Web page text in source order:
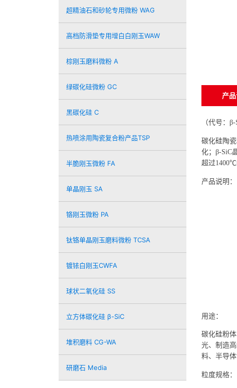
超精油石和砂轮专用微粉 WAG
高档防滑垫专用增白白刚玉WAW
棕刚玉磨料微粉 A
绿碳化硅微粉 GC
黑碳化硅 C
热喷涂用陶瓷复合粉产品TSP
半脆刚玉微粉 FA
单晶刚玉 SA
铬刚玉微粉 PA
钛铬单晶刚玉磨料微粉 TCSA
镀铱白刚玉CWFA
球状二氧化硅 SS
立方体碳化硅 β-SiC
堆积磨料 CG-WA
研磨石 Media
产
（代号：β-
碳化硅陶
化； β-SiC
超过1400℃
产品说明：
用途：
碳化硅粉
光、制造
料、半导
粒度规格：